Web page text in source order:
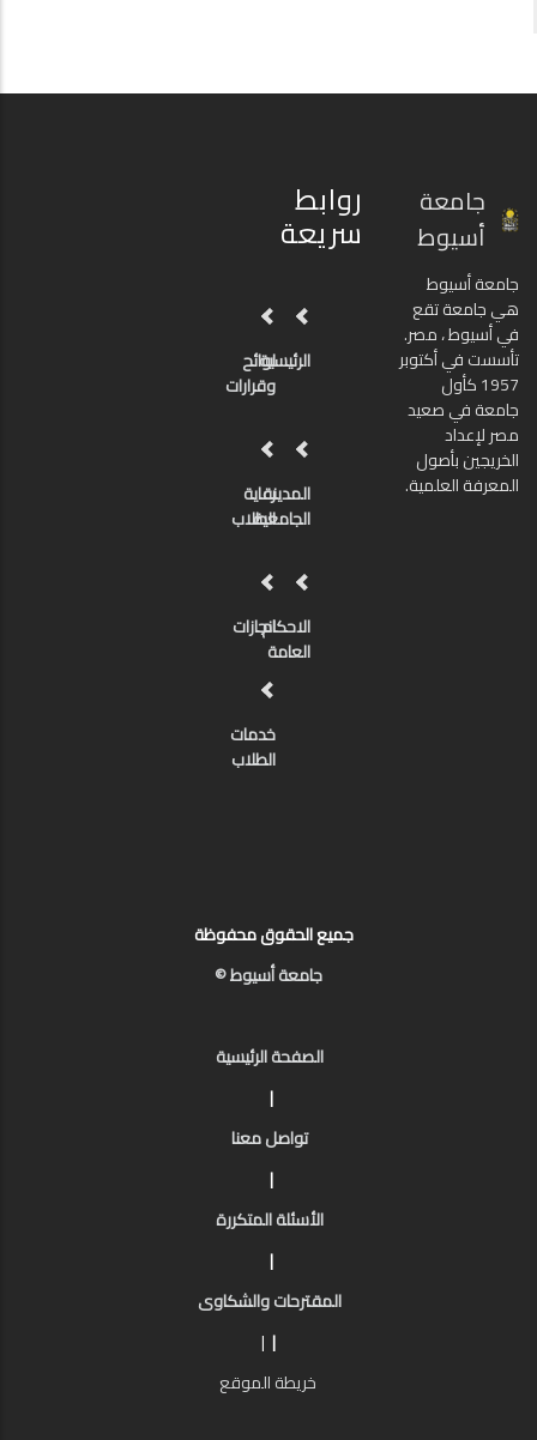
جامعة
أسيوط
جامعة أسيوط
هي جامعة تقع
في أسيوط ، مصر.
تأسست في أكتوبر
1957 كأول
جامعة في صعيد
مصر لإعداد
الخريجين بأصول
المعرفة العلمية.
روابط
سريعة
الرئيسيةلوائح
وقرارات
المدينة
الجامعية
رعاية
الطلاب
الاحكام
العامة
انجازات
خدمات
الطلاب
جميع الحقوق محفوظة
جامعة أسيوط ©
الصفحة الرئيسية
|
تواصل معنا
|
الأسئلة المتكررة
|
المقترحات والشكاوى
|
|
خريطة الموقع